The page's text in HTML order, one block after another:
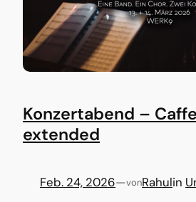
Konzertabend –
extended
Feb. 24, 2026—vonRahulin